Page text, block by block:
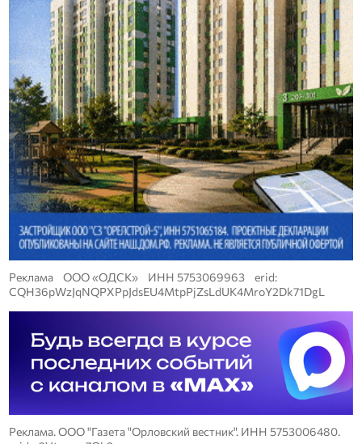
Реклама ООО «ОДСК» ИНН 5753069963 erid:
CQH36pWzJqNQPXPpJdsEU4MtpPjZsLdUK4MroY2Dk71DgL
Реклама. ООО "Газета "Орловский вестник". ИНН 5753006480.